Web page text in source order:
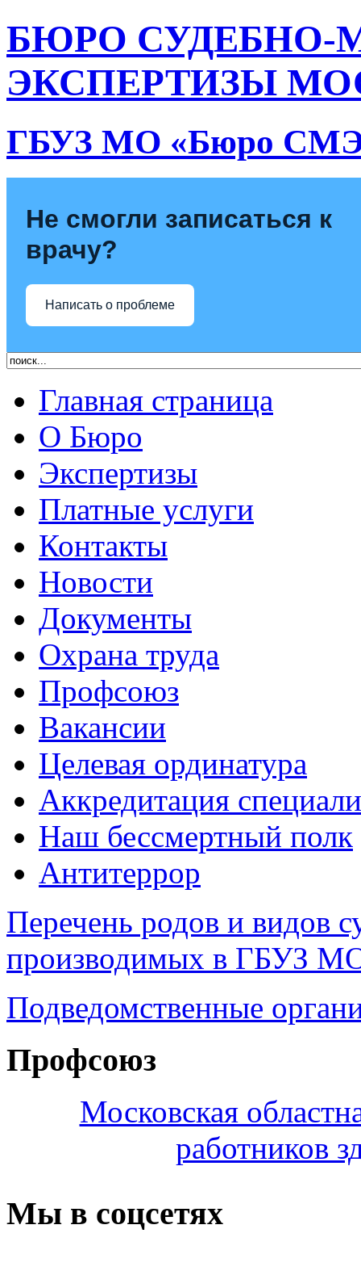
БЮРО
ЭКСПЕРТИЗЫ
ГБУЗ МО «Бюро
Не смогли записаться к
врачу?
Написать о проблеме
Главная страница
О Бюро
Экспертизы
Платные услуги
Контакты
Новости
Документы
Охрана труда
Профсоюз
Вакансии
Целевая ординатура
Аккредитация
Наш бессмертный полк
Антитеррор
Перечень родов и видов
производимых в ГБУЗ
Подведомственные
Профсоюз
Московская
работников
Мы в соцсетях